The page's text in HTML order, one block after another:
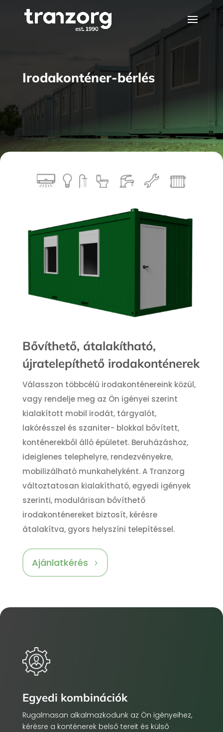
Irodakonténer-bérlés
Bővíthető, átalakítható,
újratelepíthető irodakonténerek
Válasszon többcélú irodakonténereink közül,
vagy rendelje meg az Ön igényei szerint
kialakított mobil irodát, tárgyalót,
lakórésszel és szaniter- blokkal bővített,
konténerekből álló épületet. Beruházáshoz,
ideiglenes telephelyre, rendezvényekre,
mobilizálható munkahelyként. A Tranzorg
változtatosan kialakítható, egyedi igények
szerinti, modulárisan bővíthető
irodakonténereket biztosít, kérésre
átalakítva, gyors helyszíni telepítéssel.
Ajánlatkérés
Egyedi kombinációk
Rugalmasan alkalmazkodunk az Ön igényeihez,
kérésre a konténerek belső tereit és külső